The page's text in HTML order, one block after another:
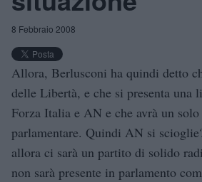
8 Febbraio 2008
Allora, Berlusconi ha quindi detto
delle Libertà, e che si presenta una
Forza Italia e AN e che avrà un
parlamentare. Quindi AN si
allora ci sarà un partito di solido
non sarà presente in parlamento